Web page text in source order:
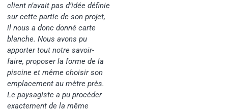
client n’avait pas d’idée définie
sur cette partie de son projet,
il nous a donc donné carte
blanche. Nous avons pu
apporter tout notre savoir-
faire, proposer la forme de la
piscine et même choisir son
emplacement au mètre près.
Le paysagiste a pu procéder
exactement de la même